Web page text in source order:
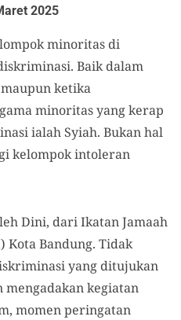
2025
minoritas di
Baik dalam
ketika
minoritas yang kerap
ialah Syiah. Bukan hal
kelompok intoleran
Dini, dari Ikatan Jamaah
Kota Bandung. Tidak
yang ditujukan
kegiatan
momen peringatan